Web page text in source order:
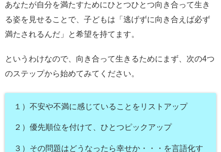
あなたが自分を満たすためにひとつひとつ向き合って生き
る姿を見せることで、子どもは「逃げずに向き合えば必ず
満たされるんだ」と希望を持てます。
というわけなので、向き合って生きるためにまず、次の4つ
のステップから始めてみてください。
１）不安や不満に感じていることをリストアップ
２）優先順位を付けて、ひとつピックアップ
３）その問題はどうなったら幸せか・・・を言語化す